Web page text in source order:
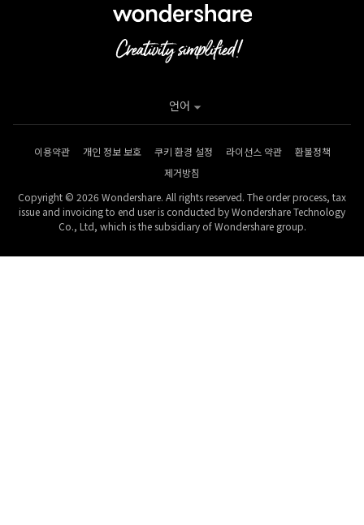
이용약관 개인 정보 보호 쿠키 환경 설정 라이선스 약관
환불정책
제거방침
Copyright © 2026 Wondershare. All rights reserved. The order process, tax
issue and invoicing to end user is conducted by Wondershare Technology
Co., Ltd, which is the subsidiary of Wondershare group.
언어